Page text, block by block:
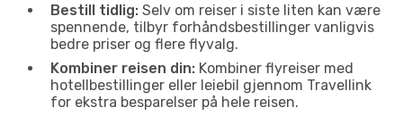
Bestill tidlig: Selv om reiser i siste liten kan være
spennende, tilbyr forhåndsbestillinger vanligvis
bedre priser og flere flyvalg.
Kombiner reisen din: Kombiner flyreiser med
hotellbestillinger eller leiebil gjennom Travellink
for ekstra besparelser på hele reisen.